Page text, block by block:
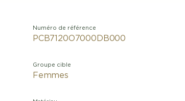
Numéro de référence
PCB7120O7000DB000
Groupe cible
Femmes